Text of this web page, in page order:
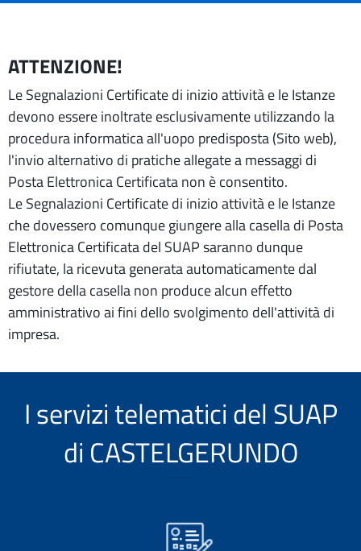
ATTENZIONE!
Le Segnalazioni Certificate di inizio attività e le Istanze
devono essere inoltrate esclusivamente utilizzando la
procedura informatica all'uopo predisposta (Sito web),
l'invio alternativo di pratiche allegate a messaggi di
Posta Elettronica Certificata non è consentito.
Le Segnalazioni Certificate di inizio attività e le Istanze
che dovessero comunque giungere alla casella di Posta
Elettronica Certificata del SUAP saranno dunque
rifiutate, la ricevuta generata automaticamente dal
gestore della casella non produce alcun effetto
amministrativo ai fini dello svolgimento dell'attività di
impresa.
I servizi telematici del SUAP
di CASTELGERUNDO